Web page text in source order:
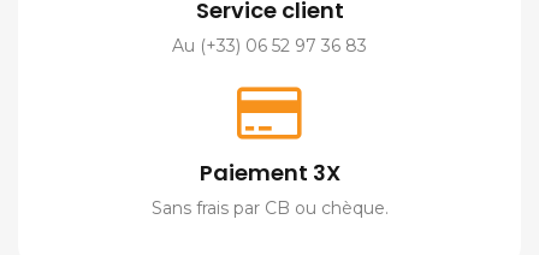
Service client
Au (+33) 06 52 97 36 83
Paiement 3X
Sans frais par CB ou chèque.